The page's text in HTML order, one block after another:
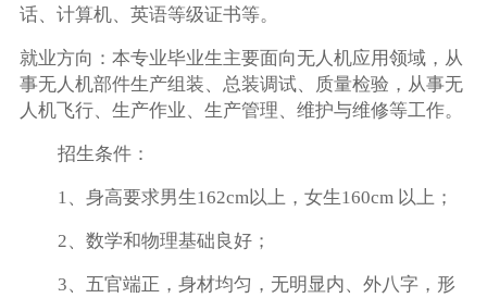
话、计算机、英语等级证书等。
就业方向：本专业毕业生主要面向无人机应用领域，从
事无人机部件生产组装、总装调试、质量检验，从事无
人机飞行、生产作业、生产管理、维护与维修等工作。
招生条件：
1、身高要求男生162cm以上，女生160cm 以上；
2、数学和物理基础良好；
3、五官端正，身材均匀，无明显内、外八字，形